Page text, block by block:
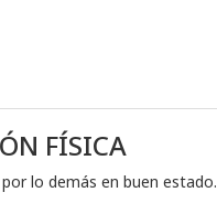
FÍSICA
lo demás en buen estado.